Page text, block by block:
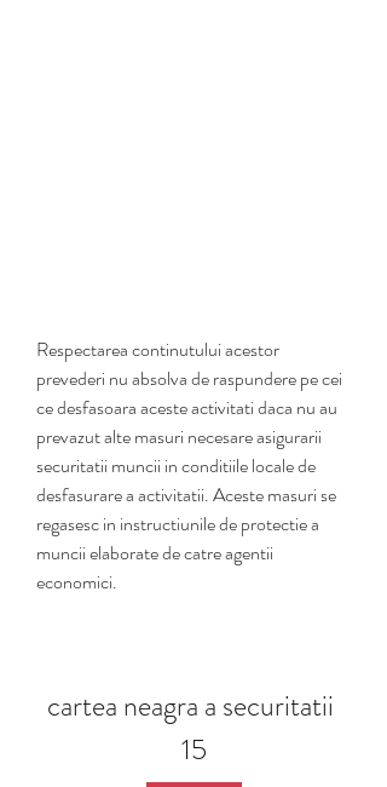
Respectarea continutului acestor
prevederi nu absolva de raspundere pe cei
ce desfasoara aceste activitati daca nu au
prevazut alte masuri necesare asigurarii
securitatii muncii in conditiile locale de
desfasurare a activitatii. Aceste masuri se
regasesc in instructiunile de protectie a
muncii elaborate de catre agentii
economici.
cartea neagra a securitatii
15